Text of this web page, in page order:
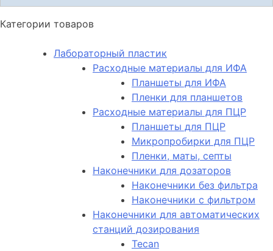
Категории товаров
Лабораторный пластик
Расходные материалы для ИФА
Планшеты для ИФА
Пленки для планшетов
Расходные материалы для ПЦР
Планшеты для ПЦР
Микропробирки для ПЦР
Пленки, маты, септы
Наконечники для дозаторов
Наконечники без фильтра
Наконечники с фильтром
Наконечники для автоматических
станций дозирования
Tecan